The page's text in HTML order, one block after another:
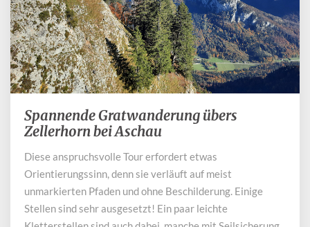
Spannende
Gratwanderung
Zellerhorn
bei
Aschau
Spannende Gratwanderung übers
Zellerhorn bei Aschau
Diese anspruchsvolle Tour erfordert etwas
Orientierungssinn, denn sie verläuft auf meist
unmarkierten Pfaden und ohne Beschilderung. Einige
Stellen sind sehr ausgesetzt! Ein paar leichte